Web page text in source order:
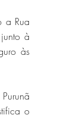
a Rua
à
às
o